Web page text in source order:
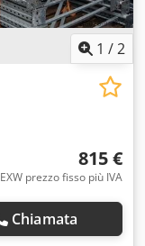
1 /2
815 €
EXW prezzo fisso più IVA
Chiamata